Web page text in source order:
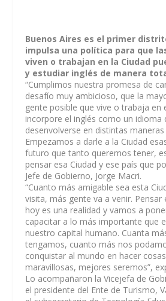
Buenos Aires es el primer
impulsa una política para que
viven o trabajan en la Ciudad
y estudiar inglés de manera
“Cumplimos nuestra promesa de
desafío muy ambicioso, que la
gente posible que vive o trabaja en
incorpore el inglés como un idioma
desenvolverse en distintas maneras
Empezamos a darle a la Ciudad
futuro que tanto queremos tener,
pensar esa Ciudad y ese país que
Jefe de Gobierno, Jorge Macri.
“Cuanto más amigable sea esta
visita, más gente va a venir. Pensar
hoy es una realidad y vamos a
capacitar a lo más importante que
nuestro capital humano. Cuanta
tengamos, cuanto más nos
conquistar al mundo en hacer
maravillosas, mejores seremos”,
Lo acompañaron la Vicejefa de
el presidente del Ente de Turismo,